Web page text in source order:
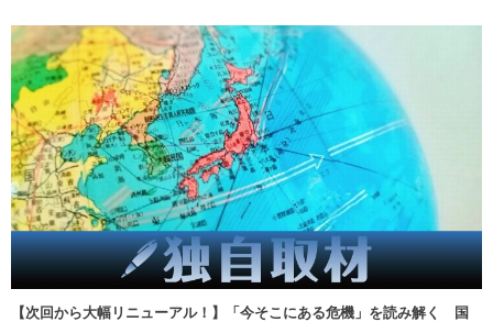
【次回から大幅リニューアル！】「今そこにある危機」を読み解く 国